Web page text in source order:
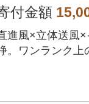
付金額
進風×立体送風
。ワンランク上